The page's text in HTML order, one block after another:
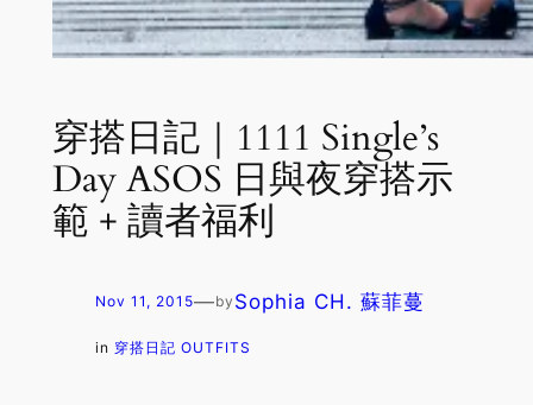
穿搭日記｜1111 Single’s
Day ASOS 日與夜穿搭示
範 + 讀者福利
Nov 11, 2015—by Sophia CH. 蘇菲蔓
in 穿搭日記 OUTFITS